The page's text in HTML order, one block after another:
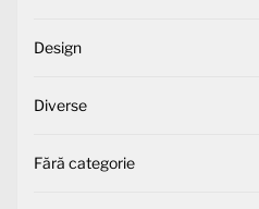
Design
Diverse
Fără categorie